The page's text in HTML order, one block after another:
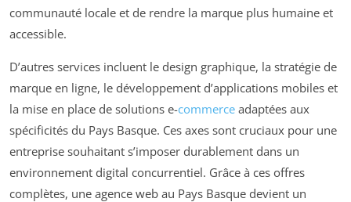
communauté locale et de rendre la marque plus humaine et
accessible.
D’autres services incluent le design graphique, la stratégie de
marque en ligne, le développement d’applications mobiles et
la mise en place de solutions e-commerce adaptées aux
spécificités du Pays Basque. Ces axes sont cruciaux pour une
entreprise souhaitant s’imposer durablement dans un
environnement digital concurrentiel. Grâce à ces offres
complètes, une agence web au Pays Basque devient un